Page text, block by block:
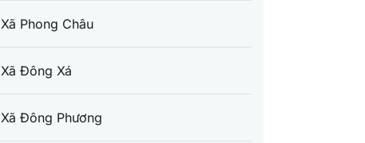
Xã Phong Châu
Xã Đông Xá
Xã Đông Phương